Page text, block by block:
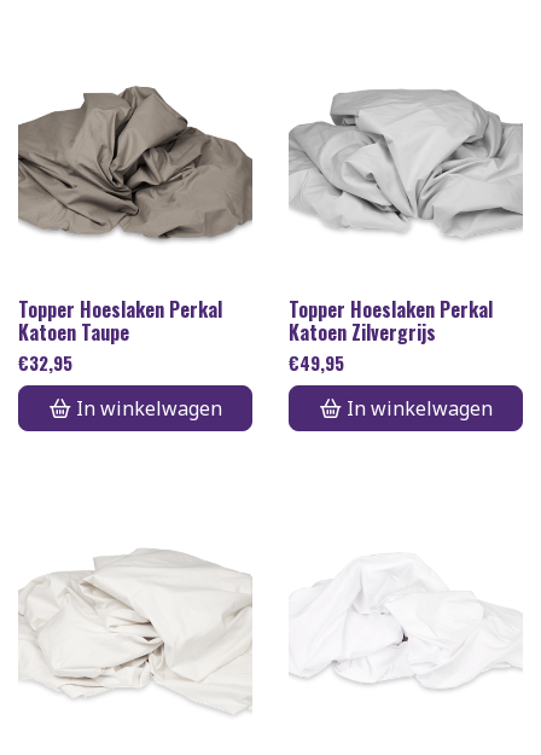
Topper Hoeslaken Perkal
Katoen Taupe
€32,95
In winkelwagen
Topper Hoeslaken Perkal
Katoen Zilvergrijs
€49,95
In winkelwagen